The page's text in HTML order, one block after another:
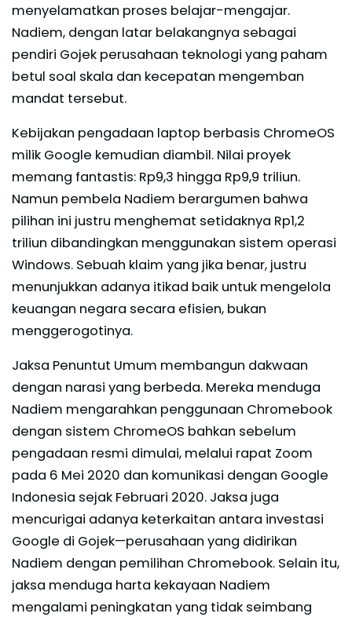
menyelamatkan proses belajar-mengajar.
Nadiem, dengan latar belakangnya sebagai
pendiri Gojek perusahaan teknologi yang paham
betul soal skala dan kecepatan mengemban
mandat tersebut.
Kebijakan pengadaan laptop berbasis ChromeOS
milik Google kemudian diambil. Nilai proyek
memang fantastis: Rp9,3 hingga Rp9,9 triliun.
Namun pembela Nadiem berargumen bahwa
pilihan ini justru menghemat setidaknya Rp1,2
triliun dibandingkan menggunakan sistem operasi
Windows. Sebuah klaim yang jika benar, justru
menunjukkan adanya itikad baik untuk mengelola
keuangan negara secara efisien, bukan
menggerogotinya.
Jaksa Penuntut Umum membangun dakwaan
dengan narasi yang berbeda. Mereka menduga
Nadiem mengarahkan penggunaan Chromebook
dengan sistem ChromeOS bahkan sebelum
pengadaan resmi dimulai, melalui rapat Zoom
pada 6 Mei 2020 dan komunikasi dengan Google
Indonesia sejak Februari 2020. Jaksa juga
mencurigai adanya keterkaitan antara investasi
Google di Gojek—perusahaan yang didirikan
Nadiem dengan pemilihan Chromebook. Selain itu,
jaksa menduga harta kekayaan Nadiem
mengalami peningkatan yang tidak seimbang